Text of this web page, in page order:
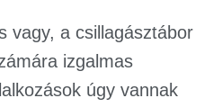
vagy, a csillagásztábor
izgalmas
úgy vannak